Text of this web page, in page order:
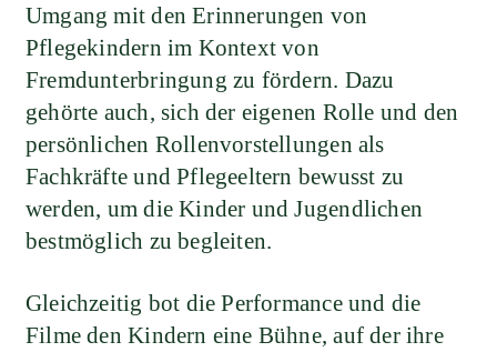
Umgang mit den Erinnerungen von
Pflegekindern im Kontext von
Fremdunterbringung zu fördern. Dazu
gehörte auch, sich der eigenen Rolle und den
persönlichen Rollenvorstellungen als
Fachkräfte und Pflegeeltern bewusst zu
werden, um die Kinder und Jugendlichen
bestmöglich zu begleiten.
Gleichzeitig bot die Performance und die
Filme den Kindern eine Bühne, auf der ihre